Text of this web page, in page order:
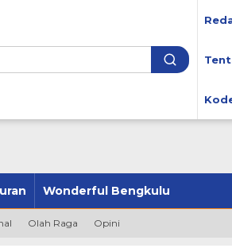
Wonderful Bengkulu
Olah Raga Opini